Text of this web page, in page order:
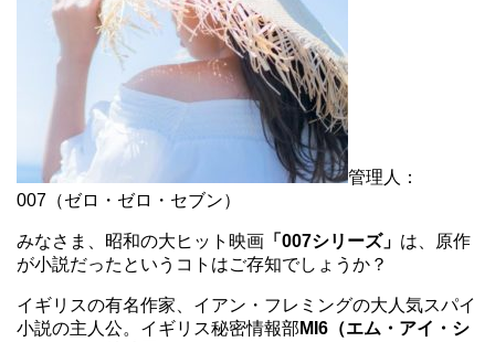
管理人：
007（ゼロ・ゼロ・セブン）
みなさま、昭和の大ヒット映画 「007シリーズ」 は、原作
が小説だったというコトはご存知でしょうか？
イギリスの有名作家、イアン・フレミングの大人気スパイ
小説の主人公。イギリス秘密情報部 MI6（エム・アイ・シ